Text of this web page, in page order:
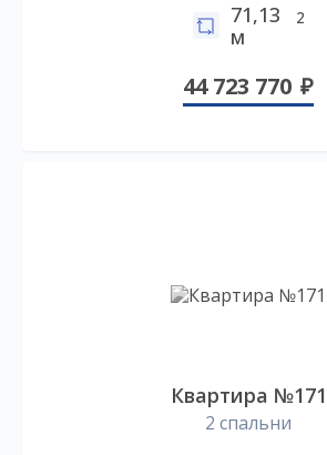
71,13
м
2
44 723 770
Квартира №171
2 спальни